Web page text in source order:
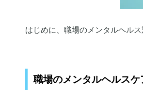
気分転換をする
趣味や身体を動かす活動をす
はじめに、職場のメンタルヘル
職場のメンタルヘルス